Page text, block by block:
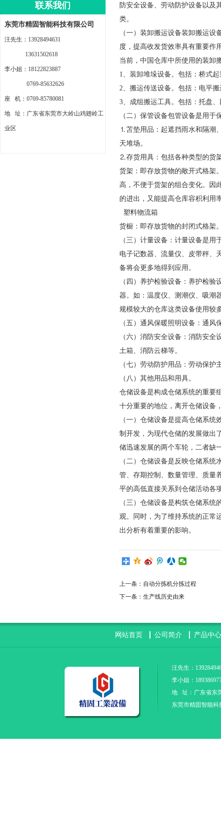
联系我们
东莞市精固智能科技有限公司
汪先生：13928494631
13631502618
李小姐：18122823887
0769-85632626
座 机：0769-85780081
地 址：广东省东莞市大岭山鸡翅岭工
业区
防安全设备、劳动防护设备以及
类。
（一）装卸搬运设备装卸搬运
度，提高收发货效率具有重要作
当前，中国仓库中所使用的装卸
1、装卸堆垛设备。包括：桥式
2、搬运传送设备。包括：电平
3、成组搬运工具。包括：托盘
（二）保管设备包管设备是用
⒈苫垫用品：起遮挡雨水和隔潮
天堆场。
⒉存货用具：包括各种类型的货
货架：即存放货物的敞开式格架
高，不便于货架的组合变化。因
的进出，又能提高仓库容积利用
塑料物流箱
货橱：即存放货物的封闭式格架
（三）计量设备：计量设备是
电子记数器、流量仪、皮带秤、
备将会更多地得到应用。
（四）养护检验设备：养护检
器。如：温度仪、测潮仪、吸潮
规模较大的仓库这类设备使用较
（五）通风保暖照明设备：通
（六）消防安全设备：消防安
土箱、消防云梯等。
（七）劳动防护用品：劳动保
（八）其他用品和用具。
仓储设备是构成仓储系统的重要
十分重要的地位，离开仓储设备
（一）仓储设备是提高仓储系
制开发，为现代仓储的发展做出
储迅速发展的两个车轮，二者缺
（二）仓储设备是反映仓储系
管、存期控制、数量管理、质量
平的高低直接关系到仓储活动各
（三）仓储设备是构筑仓储系
观。同时，为了维持系统的正常
出分析有着重要的影响。
上一条： 自动分拣机分拣过程
下一条： 生产线历史由来
网站首页 公司简介 产品中心
汪先生：
李小姐：
地 址：广东省东
东莞市精固智能